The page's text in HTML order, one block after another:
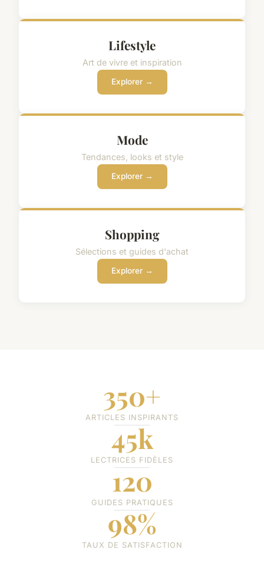
Lifestyle
Art de vivre et inspiration
Explorer →
Mode
Tendances, looks et style
Explorer →
Shopping
Sélections et guides d'achat
Explorer →
350+
ARTICLES INSPIRANTS
45k
LECTRICES FIDÈLES
120
GUIDES PRATIQUES
98%
TAUX DE SATISFACTION